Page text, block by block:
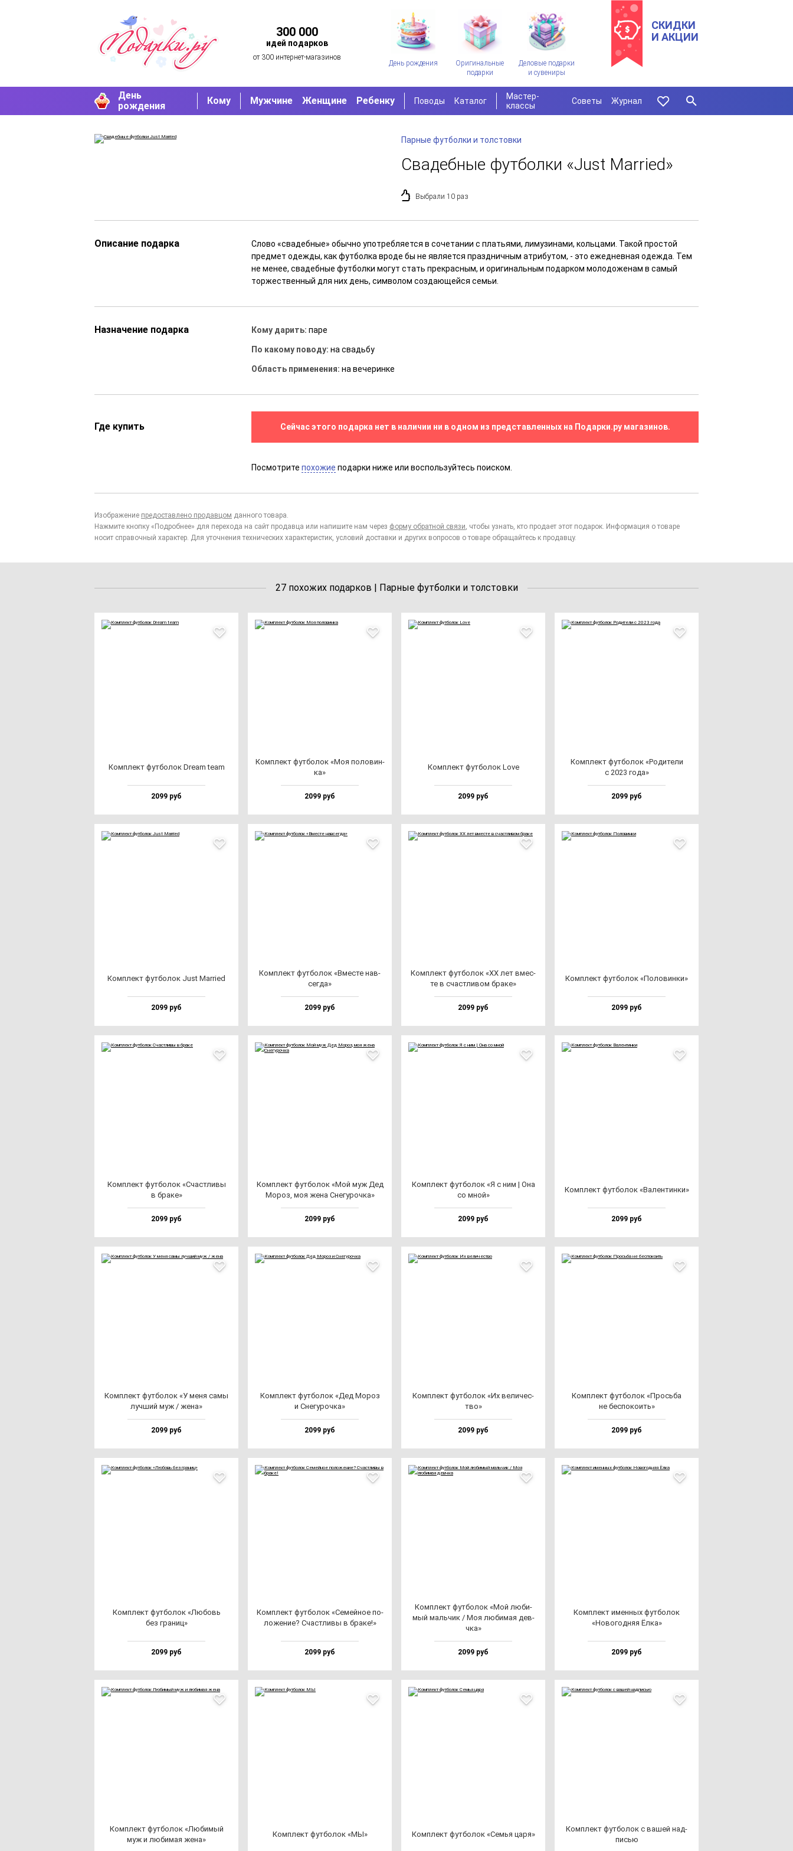
300 000
идей подарков
от 300 интернет-магазинов
День рождения
Оригинальные
подарки
Деловые подарки
и сувениры
СКИДКИ
И АКЦИИ
День
рождения
Кому Мужчине Женщине Ребенку Поводы Каталог
Мастер-
классы
Советы Журнал
Парные футболки и толстовки
Свадебные футболки «Just Married»
Выбрали 10 раз
Описание подарка
Слово «свадебные» обычно употребляется в сочетании с платьями, лимузинами, кольцами. Такой простой
предмет одежды, как футболка вроде бы не является праздничным атрибутом, - это ежедневная одежда. Тем
не менее, свадебные футболки могут стать прекрасным, и оригинальным подарком молодоженам в самый
торжественный для них день, символом создающейся семьи.
Назначение подарка Кому дарить:паре
По какому поводу:на свадьбу
Область применения:на вечеринке
Где купить Сейчас этого подарка нет в наличии ни в одном из представленных на Подарки.ру магазинов.
Посмотритепохожие подарки ниже или воспользуйтесь поиском.
Изображение предоставлено продавцом данного товара.
Нажмите кнопку «Подробнее» для перехода на сайт продавца или напишите нам через форму обратной связи, чтобы узнать, кто продает этот подарок. Информация о товаре
носит справочный характер. Для уточнения технических характеристик, условий доставки и других вопросов о товаре обращайтесь к продавцу.
27 похожих подарков | Парные футболки и толстовки
Ком­плект фут­бо­лок Dre­am te­am
2099 руб
Ком­плект фут­бо­лок «Моя по­ло­вин­
ка»
2099 руб
Ком­плект фут­бо­лок Love
2099 руб
Ком­плект фут­бо­лок «Роди­те­ли
с 2023 го­да»
2099 руб
Ком­плект фут­бо­лок Just Mar­ri­ed
2099 руб
Ком­плект фут­бо­лок «Вмес­те нав­
сег­да»
2099 руб
Ком­плект фут­бо­лок «ХХ лет вмес­
те в счас­тли­вом бра­ке»
2099 руб
Ком­плект фут­бо­лок «Поло­вин­ки»
2099 руб
Ком­плект фут­бо­лок «Счас­тли­вы
в бра­ке»
2099 руб
Ком­плект фут­бо­лок «Мой муж Дед
Мороз, моя же­на Сне­гу­роч­ка»
2099 руб
Ком­плект фут­бо­лок «Я с ним | Она
со мной»
2099 руб
Ком­плект фут­бо­лок «Вален­тин­ки»
2099 руб
Ком­плект фут­бо­лок «У ме­ня са­мы
луч­ший муж / же­на»
2099 руб
Ком­плект фут­бо­лок «Дед Мороз
и Сне­гу­роч­ка»
2099 руб
Ком­плект фут­бо­лок «Их ве­ли­чес­
тво»
2099 руб
Ком­плект фут­бо­лок «Прось­ба
не бес­по­ко­ить»
2099 руб
Ком­плект фут­бо­лок «Любовь
без гра­ниц»
2099 руб
Ком­плект фут­бо­лок «Семей­ное по­
ло­же­ние? Счас­тли­вы в бра­ке!»
2099 руб
Ком­плект фут­бо­лок «Мой лю­би­
мый маль­чик / Моя лю­би­мая дев­
чка»
2099 руб
Ком­плект имен­ных фут­бо­лок
«Ново­год­няя Ёлка»
2099 руб
Ком­плект фут­бо­лок «Люби­мый
муж и лю­би­мая же­на»
Ком­плект фут­бо­лок «МЫ» Ком­плект фут­бо­лок «Семья ца­ря»
Ком­плект фут­бо­лок с ва­шей над­
писью